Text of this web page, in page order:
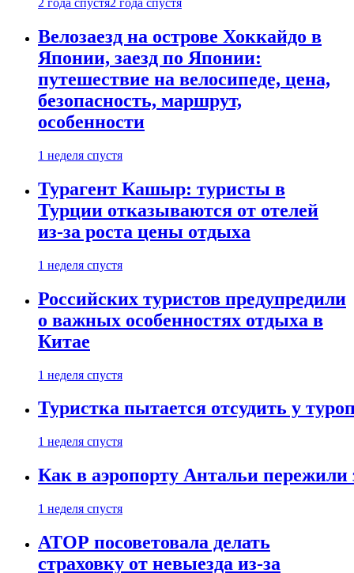
2 года спустя2 года спустя
Велозаезд на острове Хоккайдо в
Японии, заезд по Японии:
путешествие на велосипеде, цена,
безопасность, маршрут,
особенности
1 неделя спустя
Турагент Кашыр: туристы в
Турции отказываются от отелей
из-за роста цены отдыха
1 неделя спустя
Российских туристов предупредили
о важных особенностях отдыха в
Китае
1 неделя спустя
Туристка пытается отсудить у
1 неделя спустя
Как в аэропорту Антальи
1 неделя спустя
АТОР посоветовала делать
страховку от невыезда из-за